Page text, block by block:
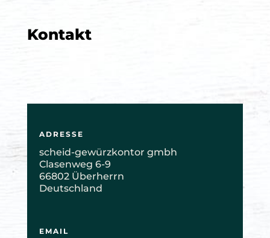
Kontakt
ADRESSE
scheid-gewürzkontor gmbh
Clasenweg 6-9
66802 Überherrn
Deutschland
EMAIL